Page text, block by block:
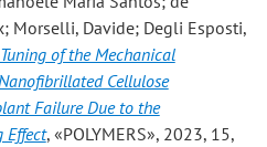
Morselli, Davide; Degli Esposti,
of the Mechanical
Cellulose
Failure Due to the
Effect, «POLYMERS», 2023, 15,